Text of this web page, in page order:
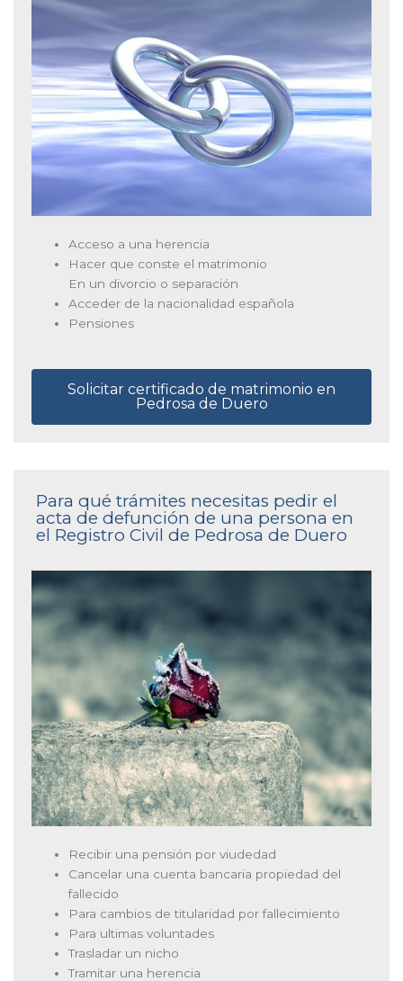
Acceso a una herencia
Hacer que conste el matrimonio
En un divorcio o separación
Acceder de la nacionalidad española
Pensiones
Solicitar certificado de matrimonio en
Pedrosa de Duero
Para qué trámites necesitas pedir el
acta de defunción de una persona en
el Registro Civil de Pedrosa de Duero
Recibir una pensión por viudedad
Cancelar una cuenta bancaria propiedad del
fallecido
Para cambios de titularidad por fallecimiento
Para ultimas voluntades
Trasladar un nicho
Tramitar una herencia